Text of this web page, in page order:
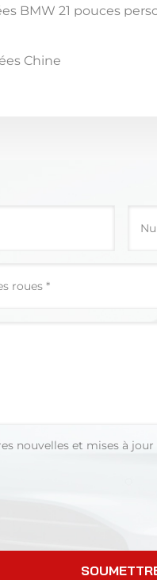
BMW 21 pouces
Chine
nouvelles et mises à